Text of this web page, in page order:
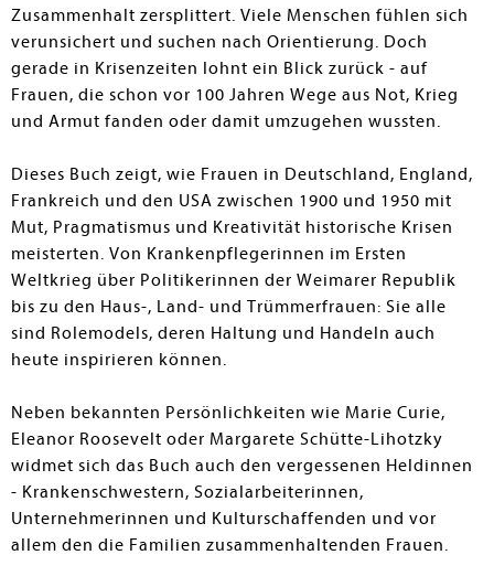
Zusammenhalt zersplittert. Viele Menschen fühlen sich
verunsichert und suchen nach Orientierung. Doch
gerade in Krisenzeiten lohnt ein Blick zurück - auf
Frauen, die schon vor 100 Jahren Wege aus Not, Krieg
und Armut fanden oder damit umzugehen wussten.
Dieses Buch zeigt, wie Frauen in Deutschland, England,
Frankreich und den USA zwischen 1900 und 1950 mit
Mut, Pragmatismus und Kreativität historische Krisen
meisterten. Von Krankenpflegerinnen im Ersten
Weltkrieg über Politikerinnen der Weimarer Republik
bis zu den Haus-, Land- und Trümmerfrauen: Sie alle
sind Rolemodels, deren Haltung und Handeln auch
heute inspirieren können.
Neben bekannten Persönlichkeiten wie Marie Curie,
Eleanor Roosevelt oder Margarete Schütte-Lihotzky
widmet sich das Buch auch den vergessenen Heldinnen
- Krankenschwestern, Sozialarbeiterinnen,
Unternehmerinnen und Kulturschaffenden und vor
allem den die Familien zusammenhaltenden Frauen.